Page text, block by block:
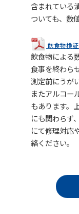
含まれている
ついても、数
飲食物検
飲食物による
食事を終わら
測定前にうが
またアルコー
もあります。
にも関わらず
にて修理対応
絡ください。